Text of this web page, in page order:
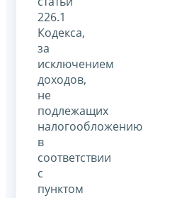
226.1
Кодекса,
за
исключением
доходов,
не
подлежащих
налогообложению
в
соответствии
с
пунктом